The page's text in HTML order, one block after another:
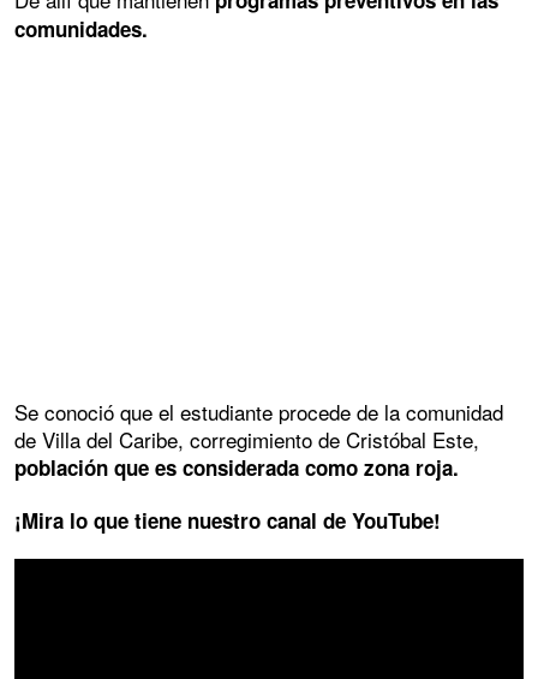
comunidades.
Se conoció que el estudiante procede de la comunidad
de Villa del Caribe, corregimiento de Cristóbal Este,
población que es considerada como zona roja.
¡Mira lo que tiene nuestro canal de YouTube!